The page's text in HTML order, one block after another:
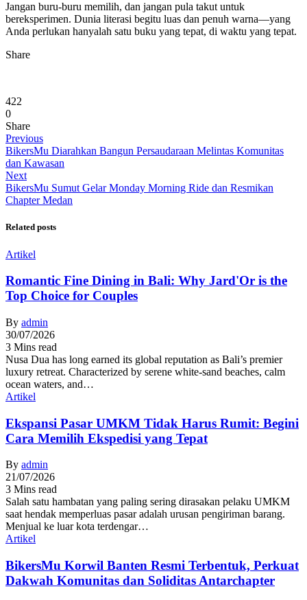
Jangan buru-buru memilih, dan jangan pula takut untuk
bereksperimen. Dunia literasi begitu luas dan penuh warna—yang
Anda perlukan hanyalah satu buku yang tepat, di waktu yang tepat.
Share
422
0
Share
Previous
BikersMu Diarahkan Bangun Persaudaraan Melintas Komunitas
dan Kawasan
Next
BikersMu Sumut Gelar Monday Morning Ride dan Resmikan
Chapter Medan
Related posts
Artikel
Romantic Fine Dining in Bali: Why Jard'Or is the
Top Choice for Couples
By admin
30/07/2026
3 Mins read
Nusa Dua has long earned its global reputation as Bali’s premier
luxury retreat. Characterized by serene white-sand beaches, calm
ocean waters, and…
Artikel
Ekspansi Pasar UMKM Tidak Harus Rumit: Begini
Cara Memilih Ekspedisi yang Tepat
By admin
21/07/2026
3 Mins read
Salah satu hambatan yang paling sering dirasakan pelaku UMKM
saat hendak memperluas pasar adalah urusan pengiriman barang.
Menjual ke luar kota terdengar…
Artikel
BikersMu Korwil Banten Resmi Terbentuk, Perkuat
Dakwah Komunitas dan Soliditas Antarchapter